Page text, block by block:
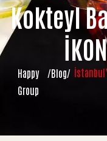
Kokteyl
Happy
Group
/Blog/